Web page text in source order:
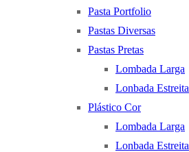
Pasta Portfolio
Pastas Diversas
Pastas Pretas
Lombada Larga
Lonbada Estreita
Plástico Cor
Lombada Larga
Lonbada Estreita